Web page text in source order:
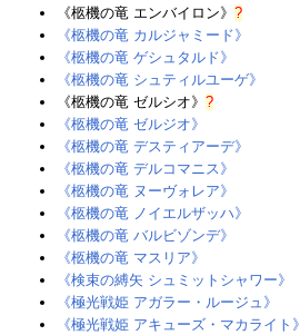
《柩機の竜 エンバイロン》 ?
《柩機の竜 カルジャミード》‎
《柩機の竜 ゲシュタルド》‎
《柩機の竜 シュティルユーゲ》‎
《柩機の竜 ゼルシオ》 ?
《柩機の竜 ゼルジオ》
《柩機の竜 デスティアーデ》‎
《柩機の竜 デルコマニス》
《柩機の竜 ヌーヴォレア》‎
《柩機の竜 ノイエルザッハ》
《柩機の竜 バルビゾンデ》
《柩機の竜 マスリア》‎
《検束の縛矢 シュミットシャワー》
《極光戦姫 アガラー・ルージュ》
《極光戦姫 アキューズ・マカライト》